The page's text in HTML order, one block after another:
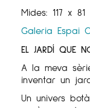
Mides: 117 x 81
Galeria Espai
EL JARDÍ QUE
A la meva
inventar un
Un univers